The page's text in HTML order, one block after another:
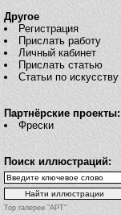
Другое
Регистрация
Прислать работу
Личный кабинет
Прислать статью
Статьи по искусству
Партнёрские проекты:
Фрески
Поиск иллюстраций:
Top галереи "АРТ"